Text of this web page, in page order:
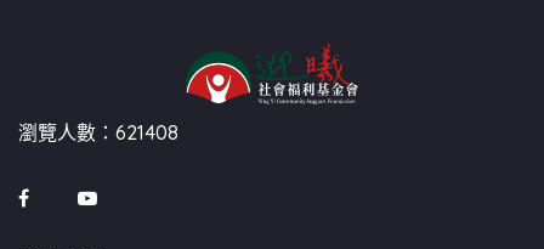
瀏覽人數：621408